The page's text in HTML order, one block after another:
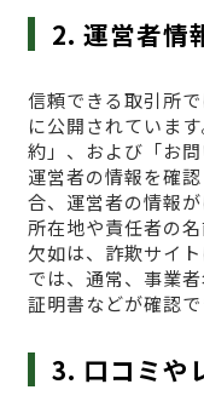
2. 運営者情
信頼できる取引所
に公開されていま
約」、および「お
運営者の情報を確
合、運営者の情報
所在地や責任者の
欠如は、詐欺サイ
では、通常、事業
証明書などが確認で
3. 口コミや